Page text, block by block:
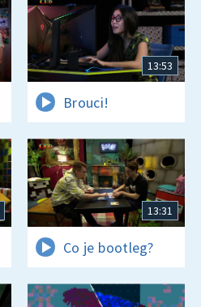
13:53
Brouci!
13:31
Co je bootleg?